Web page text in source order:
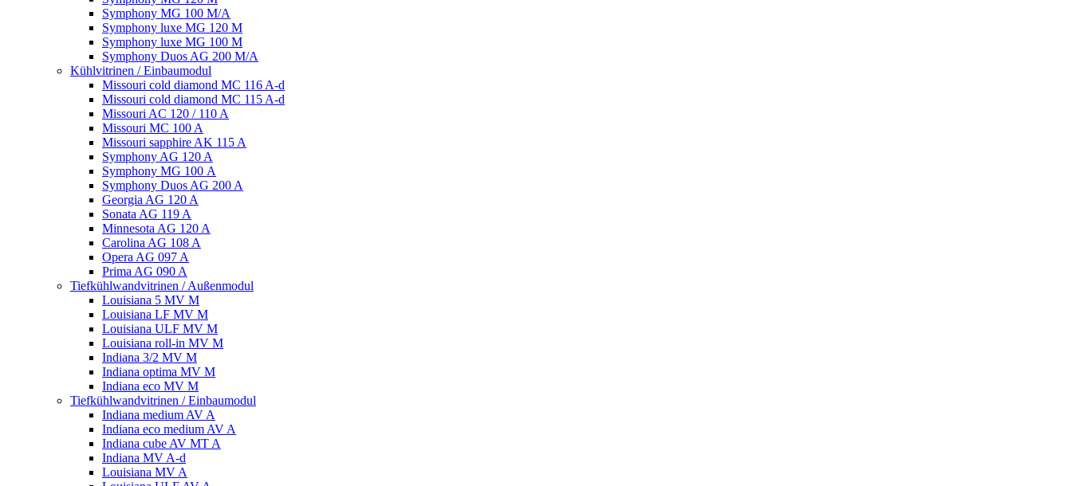
Symphony MG 100 M/А
Symphony luxe MG 120 M
Symphony luxe MG 100 M
Symphony Duos AG 200 M/A
Kühlvitrinen / Einbaumodul
Missouri cold diamond MC 116 A-d
Missouri cold diamond MC 115 A-d
Missouri AC 120 / 110 A
Missouri MC 100 A
Missouri sapphire AK 115 A
Symphony AG 120 A
Symphony MG 100 А
Symphony Duos AG 200 A
Georgia AG 120 A
Sonata AG 119 A
Minnesota AG 120 A
Carolina AG 108 A
Opera AG 097 A
Prima AG 090 A
Tiefkühlwandvitrinen / Außenmodul
Louisiana 5 MV M
Louisiana LF MV M
Louisiana ULF MV M
Louisiana roll-in MV M
Indiana 3/2 MV M
Indiana optima MV M
Indiana eco MV M
Tiefkühlwandvitrinen / Einbaumodul
Indiana medium AV A
Indiana eco medium AV A
Indiana cube AV MT A
Indiana MV A-d
Louisiana MV A